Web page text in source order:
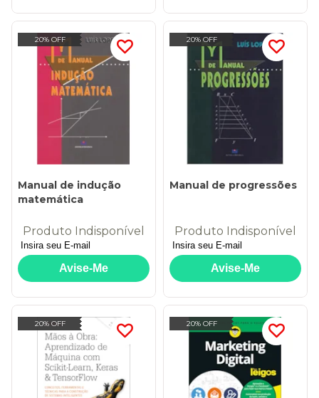
20% OFF
Manual de indução
matemática
Produto Indisponível
20% OFF
Manual de progressões
Produto Indisponível
20% OFF 20% OFF